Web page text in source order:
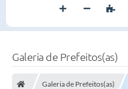
Galeria de Prefeitos(as)
Galeria de Prefeitos(as)